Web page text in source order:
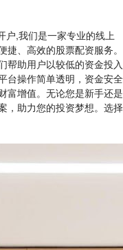
户,我们是一家专业的线上
、高效的股票配资服务。
帮助用户以较低的资金投入
台操作简单透明，资金安全
富增值。无论您是新手还是
，助力您的投资梦想。选择